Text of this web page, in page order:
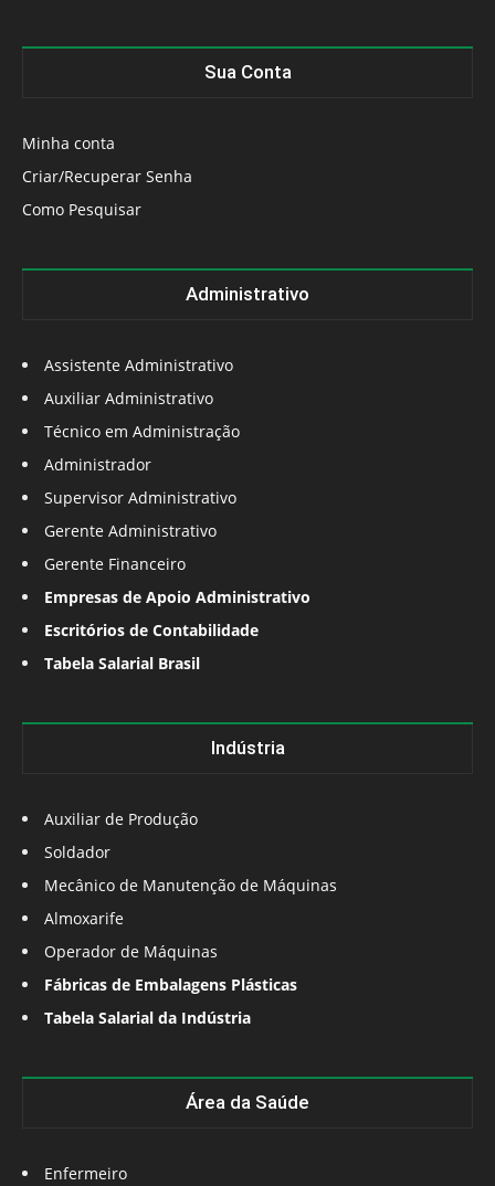
Sua Conta
Minha conta
Criar/Recuperar Senha
Como Pesquisar
Administrativo
Assistente Administrativo
Auxiliar Administrativo
Técnico em Administração
Administrador
Supervisor Administrativo
Gerente Administrativo
Gerente Financeiro
Empresas de Apoio Administrativo
Escritórios de Contabilidade
Tabela Salarial Brasil
Indústria
Auxiliar de Produção
Soldador
Mecânico de Manutenção de Máquinas
Almoxarife
Operador de Máquinas
Fábricas de Embalagens Plásticas
Tabela Salarial da Indústria
Área da Saúde
Enfermeiro